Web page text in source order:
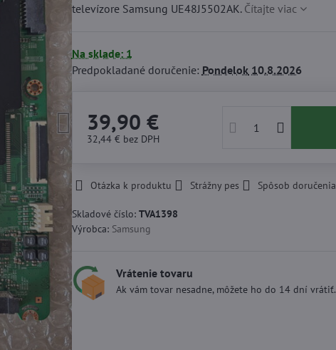
televízore Samsung UE48J5502AK. Čítajte viac
Na sklade: 1
Predpokladané doručenie: Pondelok10.8.2026
39,90 €
32,44 € bez DPH
Otázka k produktu Strážny pes Spôsob doručenia
Skladové číslo: TVA1398
Výrobca: Samsung
Vrátenie tovaru
Ak vám tovar nesadne, môžete ho do 14 dní vrátiť.